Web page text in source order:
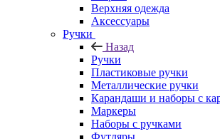
Верхняя одежда
Аксессуары
Ручки
Назад
Ручки
Пластиковые ручки
Металлические ручки
Карандаши и наборы с
Маркеры
Наборы с ручками
Футляры